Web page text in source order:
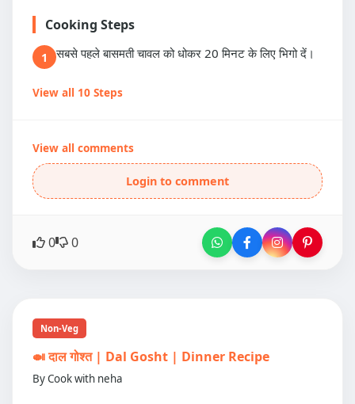
Cooking Steps
1 सबसे पहले बासमती चावल को धोकर 20 मिनट के लिए भिगो दें।
View all 10 Steps
View all comments
Login to comment
0 0
Non-Veg
🍛 दाल गोश्त | Dal Gosht | Dinner Recipe
By Cook with neha